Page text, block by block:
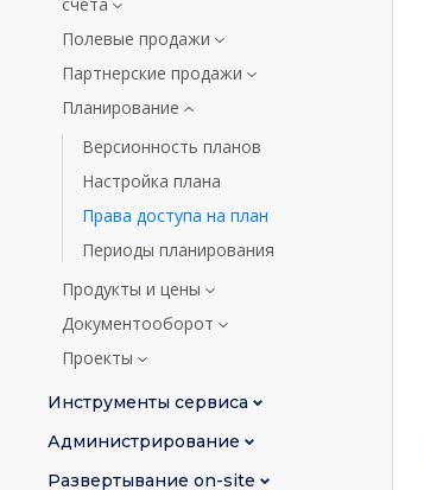
Полевые продажи
Партнерские продажи
Планирование
Версионность планов
Настройка плана
Права доступа на план
Периоды планирования
Продукты и цены
Документооборот
Проекты
Инструменты сервиса
Администрирование
Развертывание on-site